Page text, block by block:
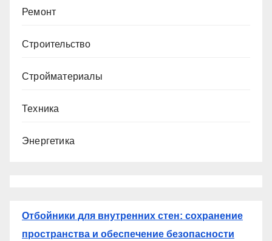
Ремонт
Строительство
Стройматериалы
Техника
Энергетика
Отбойники для внутренних стен: сохранение
пространства и обеспечение безопасности